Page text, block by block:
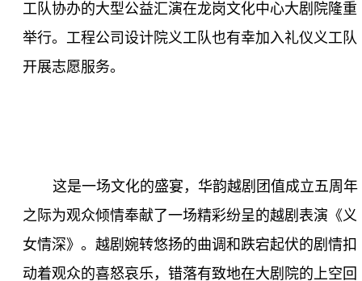
工队协办的大型公益汇演在龙岗文化中心大剧院隆重
举行。工程公司设计院义工队也有幸加入礼仪义工队
开展志愿服务。
这是一场文化的盛宴，华韵越剧团值成立五周年
之际为观众倾情奉献了一场精彩纷呈的越剧表演《义
女情深》。越剧婉转悠扬的曲调和跌宕起伏的剧情扣
动着观众的喜怒哀乐，错落有致地在大剧院的上空回